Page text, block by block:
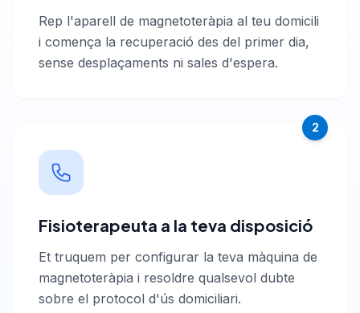
Rep l'aparell de magnetoteràpia al teu domicili
i comença la recuperació des del primer dia,
sense desplaçaments ni sales d'espera.
2
Fisioterapeuta a la teva disposició
Et truquem per configurar la teva màquina de
magnetoteràpia i resoldre qualsevol dubte
sobre el protocol d'ús domiciliari.